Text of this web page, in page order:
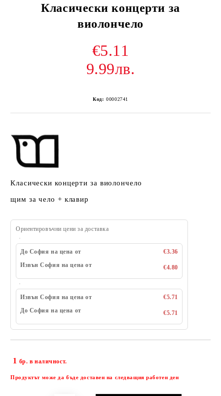
Класически концерти за
виолончело
€5.11
9.99лв.
Код: 00002741
Класически концерти за виолончело
щим за чело + клавир
Ориентировъчни цени за доставка
До София на цена от
€3.36
Извън София на цена от
€4.80
Извън София на цена от
€5.71
До София на цена от
€5.71
1 бр. в наличност.
Продуктът може да бъде доставен на следващия работен ден